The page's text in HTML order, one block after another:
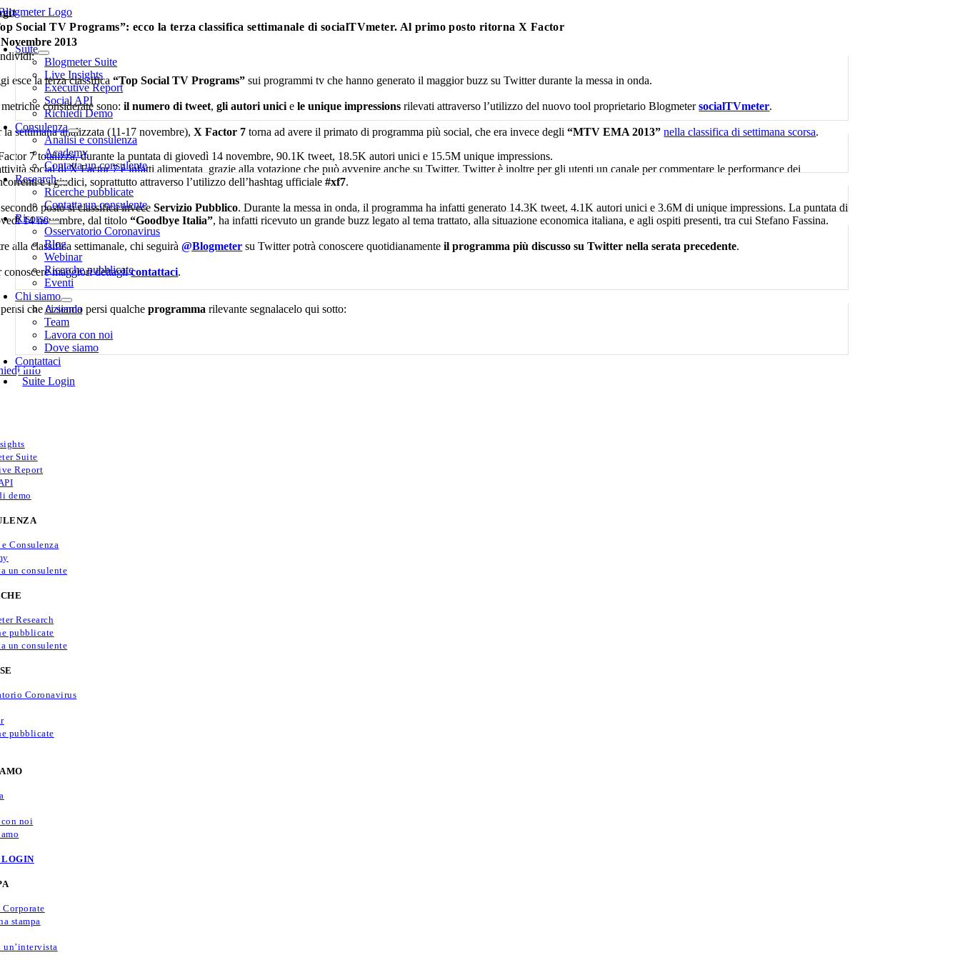
Salta
al
contenuto
Suite
Blogmeter Suite
Live Insights
Executive Report
Social API
Richiedi Demo
Consulenza
Analisi e consulenza
Academy
Contatta un consulente
Research
Ricerche pubblicate
Contatta un consulente
Risorse
Osservatorio Coronavirus
Blog
Webinar
Ricerche pubblicate
Eventi
Chi siamo
Azienda
Team
Lavora con noi
Dove siamo
Contattaci
Suite Login
Social TV Programs”: ecco la terza classifica settimanale di socialTVmeter. Al primo posto ritorna X Factor
2013
esce la terza classifica“Top Social TV Programs” sui programmi tv che hanno generato il maggior buzz su Twitter durante la messa in onda.
considerate sono:il numero di tweet,gli autori unici ele unique impressions rilevati attraverso l’utilizzo del nuovo tool proprietario BlogmetersocialTVmeter.
la settimana analizzata (11-17 novembre),X Factor 7torna ad avere il primato di programma più social, che era invece degli“MTV EMA 2013” nella classifica di settimana scorsa.
7 totalizza, durante la puntata di giovedì 14 novembre, 90.1K tweet, 18.5K autori unici e 15.5M unique impressions.
social di X Factor 7 è infatti alimentata grazie alla votazione che può avvenire anche su Twitter. Twitter è inoltre per gli utenti un canale per commentare le performance dei
e i giudici, soprattutto attraverso l’utilizzo dell’hashtag ufficiale#xf7.
posto si classifica inveceServizio Pubblico. Durante la messa in onda, il programma ha infatti generato 14.3K tweet, 4.1K autori unici e 3.6M di unique impressions. La puntata di
14 novembre, dal titolo“Goodbye Italia”, ha infatti ricevuto un grande buzz legato al tema trattato, alla situazione economica italiana, e agli ospiti presenti, tra cui Stefano Fassina.
alla classifica settimanale, chi seguirà@Blogmeter su Twitter potrà conoscere quotidianamenteil programma più discusso su Twitter nella serata precedente.
conoscere maggiori dettaglicontattaci.
che ci siamo persi qualcheprogrammarilevante segnalacelo qui sotto:
info
Suite
Report
demo
Consulenza
un consulente
Research
pubblicate
un consulente
Coronavirus
pubblicate
noi
LOGIN
stampa
un’intervista